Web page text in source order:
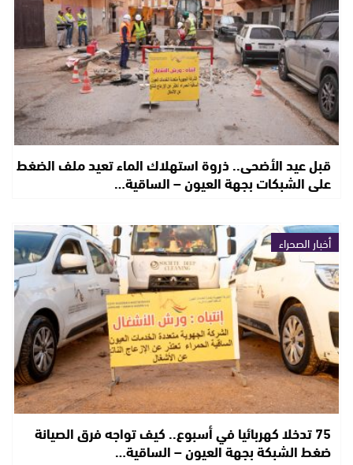
قبل عيد الأضحى.. ذروة استهلاك الماء تعيد ملف الضغط
على الشبكات بجهة العيون – الساقية…
أخبار الصحراء
75 تدخلا كهربائيا في أسبوع.. كيف تواجه فرق الصيانة
ضغط الشبكة بجهة العيون – الساقية…